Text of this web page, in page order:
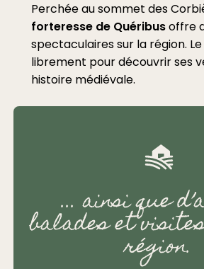
Perchée au sommet des
forteresse de Quéribusoffre
spectaculaires sur la région.
librement pour découvrir ses
histoire médiévale.
... ainsi que
balades et
région.